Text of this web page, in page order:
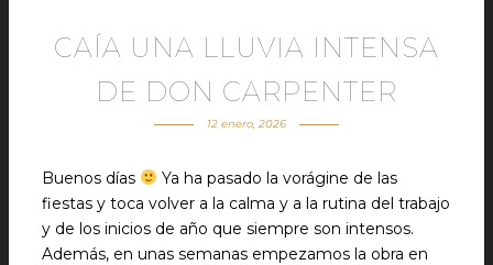
CAÍA UNA LLUVIA INTENSA
DE DON CARPENTER
12 enero, 2026
Buenos días
Ya ha pasado la vorágine de las
fiestas y toca volver a la calma y a la rutina del trabajo
y de los inicios de año que siempre son intensos.
Además, en unas semanas empezamos la obra en